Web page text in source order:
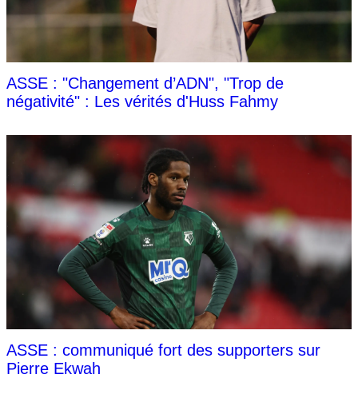
ASSE : "Changement d’ADN", "Trop de
négativité" : Les vérités d'Huss Fahmy
ASSE : communiqué fort des supporters sur
Pierre Ekwah